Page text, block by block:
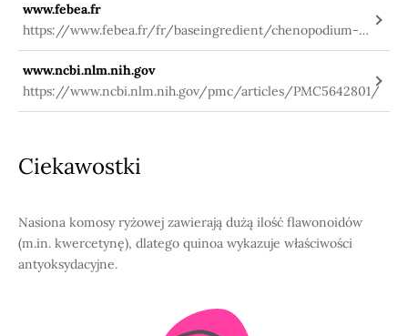
www.febea.fr
https://www.febea.fr/fr/baseingredient/chenopodium-
quinoa-seed-extract
www.ncbi.nlm.nih.gov
https://www.ncbi.nlm.nih.gov/pmc/articles/PMC5642801/
Ciekawostki
Nasiona komosy ryżowej zawierają dużą ilość flawonoidów
(m.in. kwercetynę), dlatego quinoa wykazuje właściwości
antyoksydacyjne.